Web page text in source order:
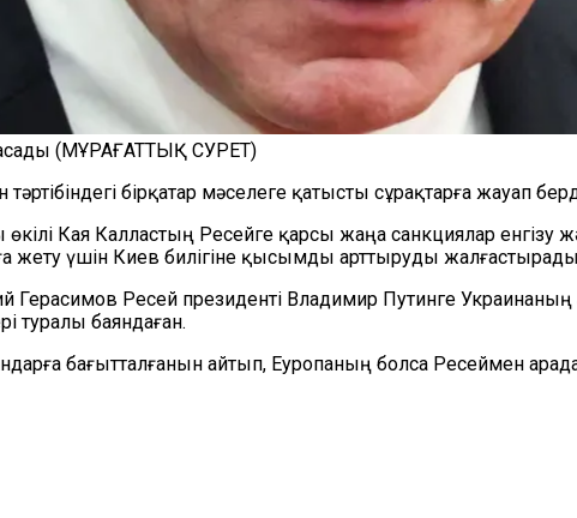
(МҰРАҒАТТЫҚ СУРЕТ)
бірқатар мәселеге қатысты сұрақтарға жауап
өкілі Кая Калластың Ресейге қарсы жаңа санкциялар
жету үшін Киев билігіне қысымды арттыруды
Ресей президенті Владимир Путинге
туралы баяндаған.
бағытталғанын айтып, Еуропаның болса Ресеймен